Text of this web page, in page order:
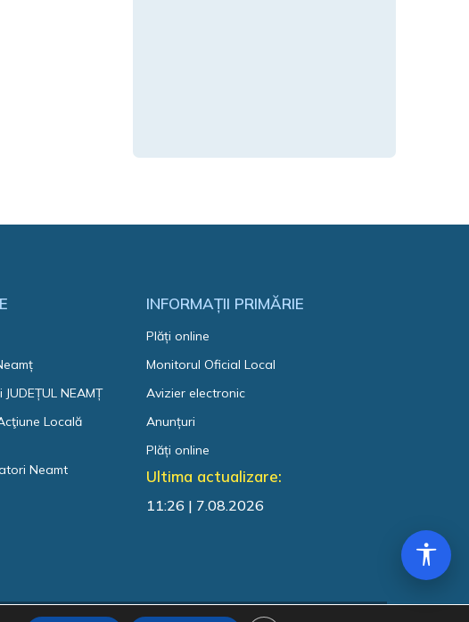
NEAMȚ
Locală
Neamt
INFORMAȚII PRIMĂRIE
Plăți online
Monitorul Oficial Local
Avizier electronic
Anunțuri
Plăți online
Ultima actualizare:
11:26 | 7.08.2026